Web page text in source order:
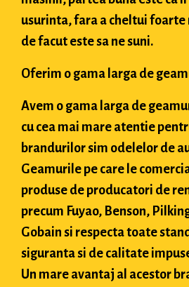
usurinta, fara a cheltui foarte
de facut este sa ne suni.
Oferim o gama larga de
Avem o gama larga de
cu cea mai mare atentie
brandurilor sim odelelor de
Geamurile pe care le
produse de producatori de
precum Fuyao, Benson,
Gobain si respecta toate
siguranta si de calitate
Un mare avantaj al acestor